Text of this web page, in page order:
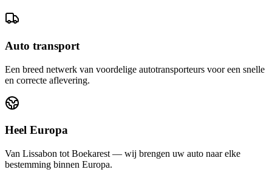
Auto transport
Een breed netwerk van voordelige autotransporteurs voor een snelle
en correcte aflevering.
Heel Europa
Van Lissabon tot Boekarest — wij brengen uw auto naar elke
bestemming binnen Europa.